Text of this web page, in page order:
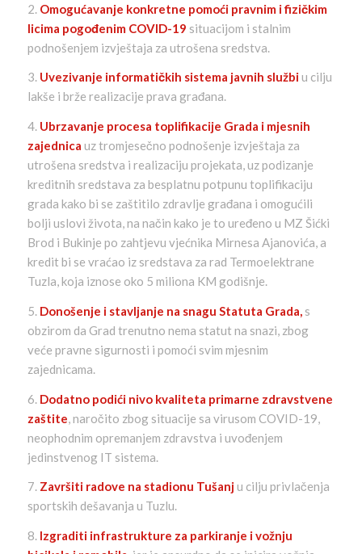
2. Omogućavanje konkretne pomoći pravnim i fizičkim
licima pogođenim COVID-19 situacijom i stalnim
podnošenjem izvještaja za utrošena sredstva.
3. Uvezivanje informatičkih sistema javnih službiu cilju
lakše i brže realizacije prava građana.
4. Ubrzavanje procesa toplifikacije Grada i mjesnih
zajednica uz tromjesečno podnošenje izvještaja za
utrošena sredstva i realizaciju projekata, uz podizanje
kreditnih sredstava za besplatnu potpunu toplifikaciju
grada kako bi se zaštitilo zdravlje građana i omogućili
bolji uslovi života, na način kako je to uređeno u MZ Šićki
Brod i Bukinje po zahtjevu vjećnika Mirnesa Ajanovića, a
kredit bi se vraćao iz sredstava za rad Termoelektrane
Tuzla, koja iznose oko 5 miliona KM godišnje.
5. Donošenje i stavljanje na snagu Statuta Grada,s
obzirom da Grad trenutno nema statut na snazi, zbog
veće pravne sigurnosti i pomoći svim mjesnim
zajednicama.
6. Dodatno podići nivo kvaliteta primarne zdravstvene
zaštite, naročito zbog situacije sa virusom COVID-19,
neophodnim opremanjem zdravstva i uvođenjem
jedinstvenog IT sistema.
7. Završiti radove na stadionu Tušanju cilju privlačenja
sportskih dešavanja u Tuzlu.
8. Izgraditi infrastrukture za parkiranje i vožnju